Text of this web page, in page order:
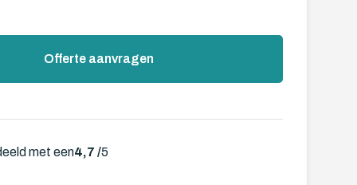
Offerte aanvragen
met een4,7 /5